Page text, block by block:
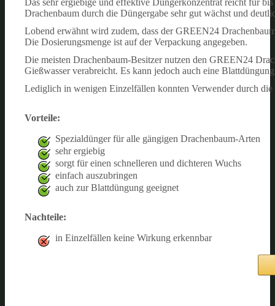
Drachenbaum durch die Düngergabe sehr gut wächst und
Lobend erwähnt wird zudem, dass der GREEN24
Die Dosierungsmenge ist auf der Verpackung angegeben.
Die meisten Drachenbaum-Besitzer nutzen den GREEN24
Gießwasser verabreicht. Es kann jedoch auch eine
Lediglich in wenigen Einzelfällen konnten Verwender durch
Vorteile:
Spezialdünger für alle gängigen Drachenbaum-Arten
sehr ergiebig
sorgt für einen schnelleren und dichteren Wuchs
einfach auszubringen
auch zur Blattdüngung geeignet
Nachteile:
in Einzelfällen keine Wirkung erkennbar